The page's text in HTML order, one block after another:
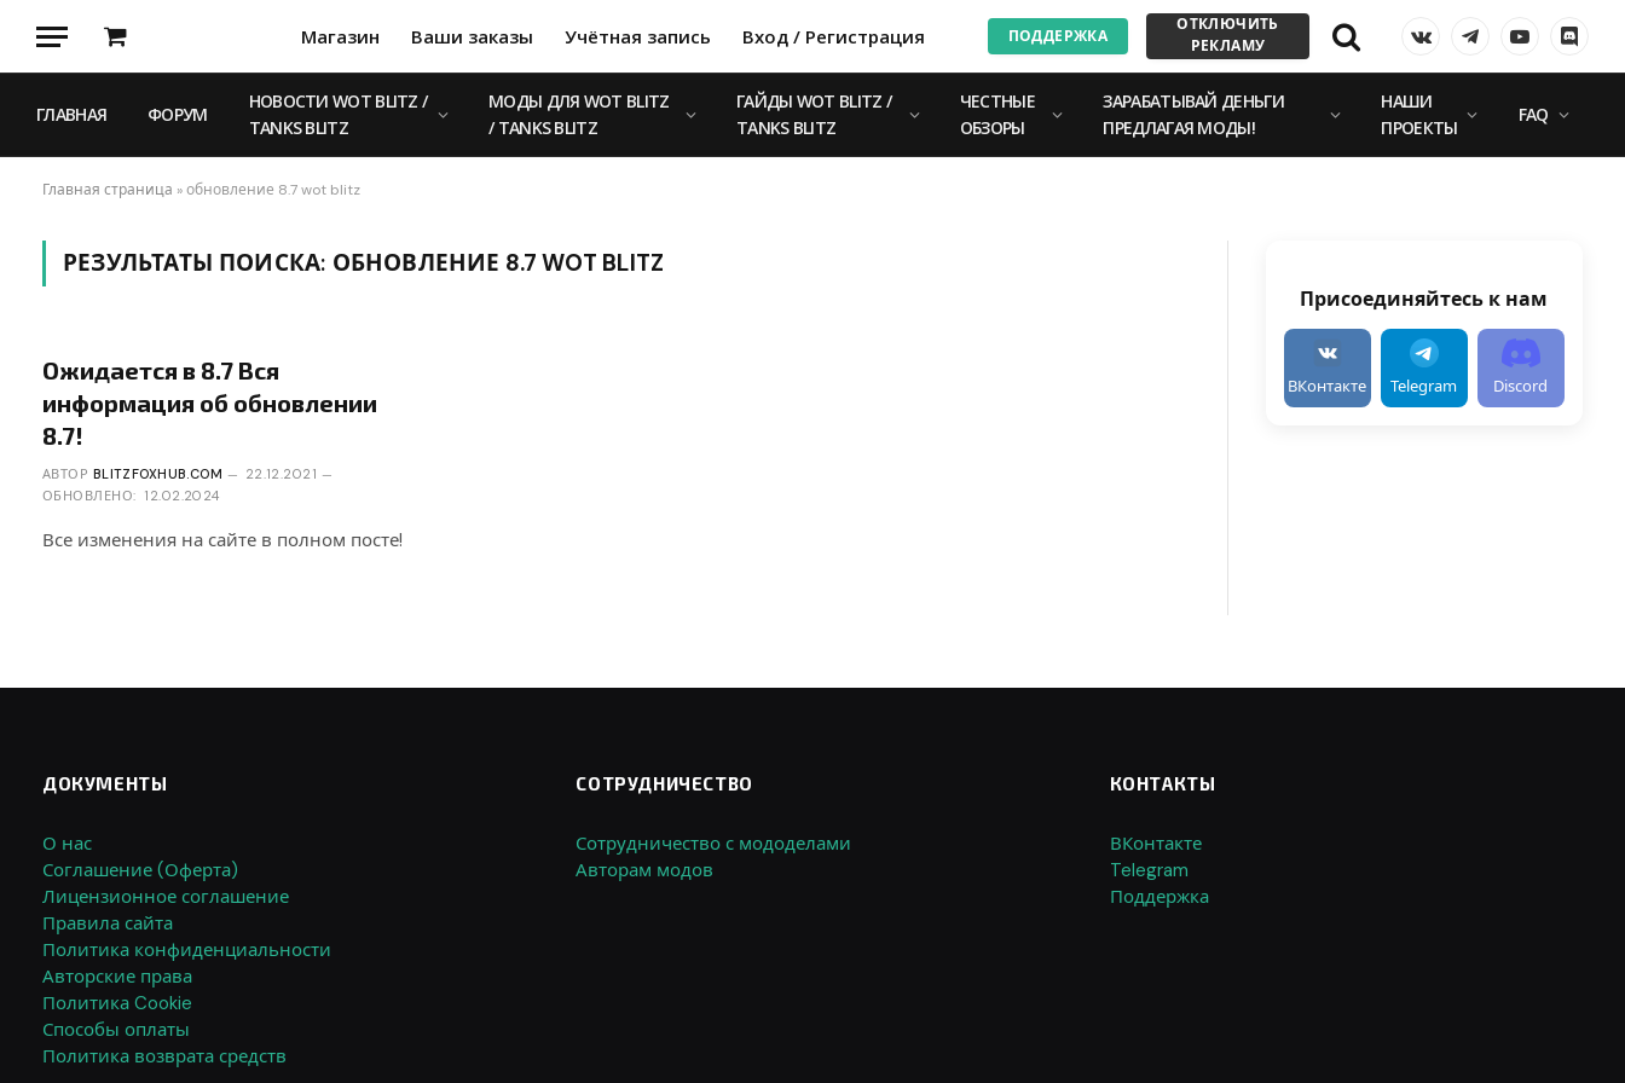
Корзина
Магазин Ваши заказы Учётная запись Вход / Регистрация ПОДДЕРЖКА
ОТКЛЮЧИТЬ
РЕКЛАМУ
VKontakteTelegramYouTube
ГЛАВНАЯ ФОРУМ
НОВОСТИ WOT BLITZ /
TANKS BLITZ
МОДЫ ДЛЯ WOT BLITZ
/ TANKS BLITZ
ГАЙДЫ WOT BLITZ /
TANKS BLITZ
ЧЕСТНЫЕ
ОБЗОРЫ
ЗАРАБАТЫВАЙ ДЕНЬГИ
ПРЕДЛАГАЯ МОДЫ!
НАШИ
ПРОЕКТЫ
FAQ
Главная страница »обновление 8.7 wot blitz
РЕЗУЛЬТАТЫ ПОИСКА: ОБНОВЛЕНИЕ 8.7 WOT BLITZ
Ожидается в 8.7 Вся
информация об обновлении
8.7!
АВТОР BLITZFOXHUB.COM
22.12.2021
ОБНОВЛЕНО: 12.02.2024
Все изменения на сайте в полном посте!
Присоединяйтесь к нам
ВКонтакте Telegram Discord
ДОКУМЕНТЫ
О нас
Соглашение (Оферта)
Лицензионное соглашение
Правила сайта
Политика конфиденциальности
Авторские права
Политика Cookie
Способы оплаты
Политика возврата средств
СОТРУДНИЧЕСТВО
Сотрудничество с мододелами
Авторам модов
КОНТАКТЫ
ВКонтакте
Telegram
Поддержка